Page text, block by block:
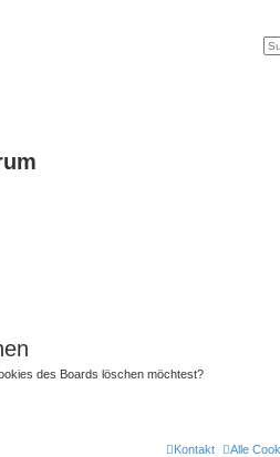
des Boards löschen möchtest?
Alle
Kontakt